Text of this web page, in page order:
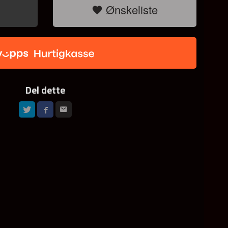
Ønskeliste
Del dette